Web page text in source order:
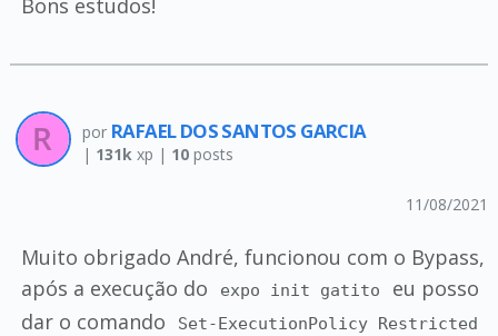
Bons estudos!
por RAFAEL DOS SANTOS GARCIA
| 131kxp | 10posts
11/08/2021
Muito obrigado André, funcionou com o Bypass,
após a execução do
expo init gatito
eu posso
dar o comando
Set-ExecutionPolicy Restricted